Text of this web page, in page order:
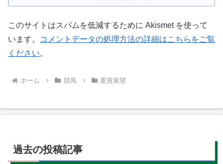
このサイトはスパムを低減するために Akismet を使って
います。
コメントデータの処理方法の詳細はこちらをご覧
ください。
ホーム 競馬 重賞展望
過去の投稿記事